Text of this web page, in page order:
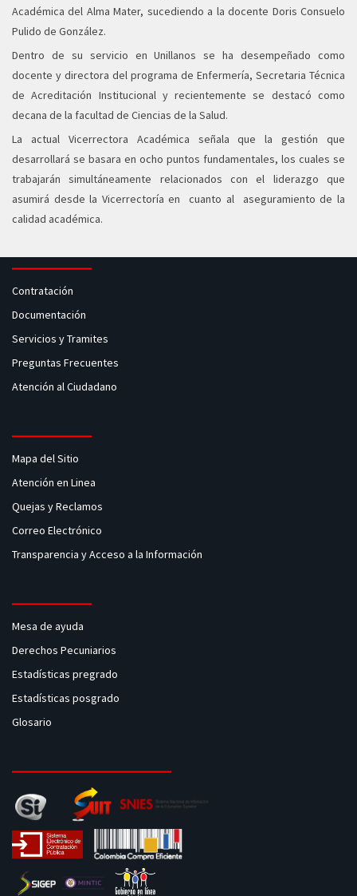
Académica del Alma Mater, sucediendo a la docente Doris Consuelo
Pulido de González.
Dentro de su servicio en Unillanos se ha desempeñado como
docente y directora del programa de Enfermería, Secretaria Técnica
de Acreditación Institucional y recientemente se destacó como
decana de la facultad de Ciencias de la Salud.
La actual Vicerrectora Académica señala que la gestión que
desarrollará se basara en ocho puntos fundamentales, los cuales se
trabajarán simultáneamente relacionados con el liderazgo que
asumirá desde la Vicerrectoría en cuanto al aseguramiento de la
calidad académica.
Contratación
Documentación
Servicios y Tramites
Preguntas Frecuentes
Atención al Ciudadano
Mapa del Sitio
Atención en Linea
Quejas y Reclamos
Correo Electrónico
Transparencia y Acceso a la Información
Mesa de ayuda
Derechos Pecuniarios
Estadísticas pregrado
Estadísticas posgrado
Glosario